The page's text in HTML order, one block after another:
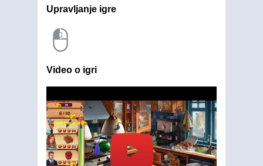
Upravljanje igre
Video o igri